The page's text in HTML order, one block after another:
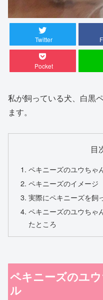
Twitter
Pocket
私が飼っている犬、白黒
ます。
目
ペキニーズのユウちゃ
ペキニーズのイメージ
実際にペキニーズを飼
ペキニーズのユウちゃ
たところ
ペキニーズのユ
ル